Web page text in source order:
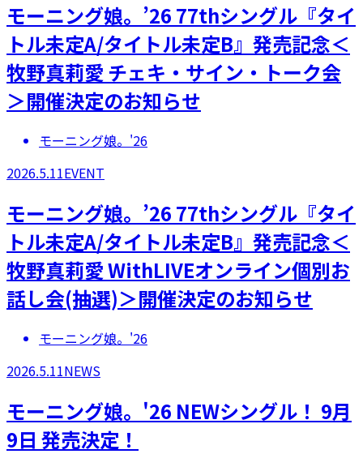
モーニング娘。’26 77thシングル『タイ
トル未定A/タイトル未定B』発売記念＜
牧野真莉愛 チェキ・サイン・トーク会
＞開催決定のお知らせ
モーニング娘。'26
2026.5.11EVENT
モーニング娘。’26 77thシングル『タイ
トル未定A/タイトル未定B』発売記念＜
牧野真莉愛 WithLIVEオンライン個別お
話し会(抽選)＞開催決定のお知らせ
モーニング娘。'26
2026.5.11NEWS
モーニング娘。'26 NEWシングル！ 9月
9日 発売決定！